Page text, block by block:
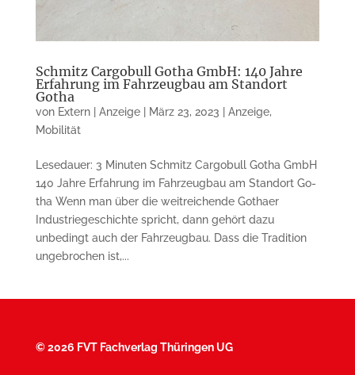
Schmitz Cargobull Gotha GmbH: 140 Jahre
Erfahrung im Fahrzeugbau am Standort
Gotha
von Extern | Anzeige| März 23, 2023 Anzeige,
Mobilität
Lesedauer: 3 Minuten Schmitz Cargobull Gotha GmbH
140 Jahre Erfahrung im Fahrzeugbau am Stand­ort Go­
tha Wenn man über die weitreichende Go­thaer
Industriegeschichte spricht, dann gehört dazu
unbedingt auch der Fahrzeugbau. Dass die Tradition
un­ge­brochen ist,...
©2026 FVT Fachverlag Thüringen UG